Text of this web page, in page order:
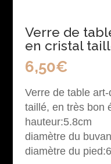
Verre de
en cristal
6,50€
Verre de table
taillé, en très bon
hauteur:5.8cm
diamètredu
diamètredu